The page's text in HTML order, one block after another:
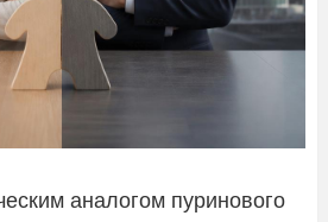
аналогом пуринового